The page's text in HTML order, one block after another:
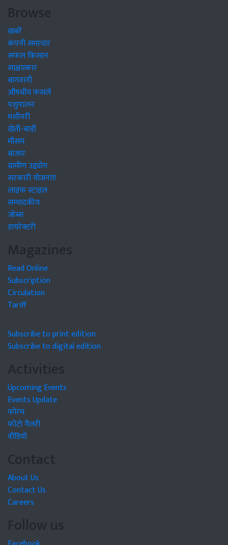
Browse
खबरें
कंपनी समाचार
सफल किसान
साक्षात्कार
बागवानी
औषधीय फसलें
पशुपालन
मशीनरी
खेती-बाड़ी
मौसम
बाजार
ग्रामीण उद्द्योग
सरकारी योजनाएं
लाइफ स्टाइल
सम्पादकीय
जॉब्स
डायरेक्टरी
Magazines
Read Online
Subscription
Circulation
Tariff
Subscribe to print edition
Subscribe to digital edition
Activities
Upcoming Events
Events Update
फोरम
फोटो गैलरी
वीडियो
Contact
About Us
Contact Us
Careers
Follow us